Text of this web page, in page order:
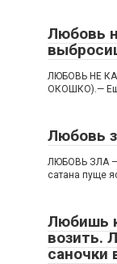
Любовь
ЛЮБОВЬ НЕ
ОКОШКО).—
Любовь
ЛЮБОВЬ ЗЛА
сатана пуще
Любишь
возить.
саночки